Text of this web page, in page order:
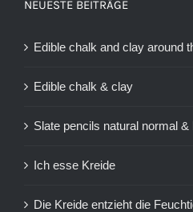
NEUESTE BEITRÄGE
Edible chalk and clay around
Edible chalk & clay
Slate pencils natural normal &
Ich esse Kreide
Die Kreide entzieht die